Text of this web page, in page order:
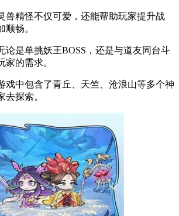
兽精怪不仅可爱，还能帮助玩家提升战
顺畅。
论是单挑妖王BOSS，还是与道友同台斗
家的需求。
戏中包含了青丘、天竺、沧浪山等多个神
去探索。